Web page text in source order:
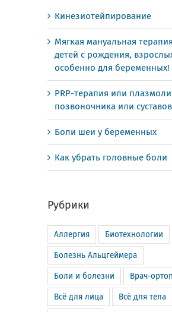
Кинезиотейпирование
Мягкая мануальная
детей с рождения,
особенно для беременных!
PRP-терапия или
позвоночника или суставов
Боли шеи у беременных
Как убрать головные боли
Рубрики
Аллергия Биотехнологии
Болезнь Альцгеймера
Боли и болезни Врач-
Всё для лица Всё для тела